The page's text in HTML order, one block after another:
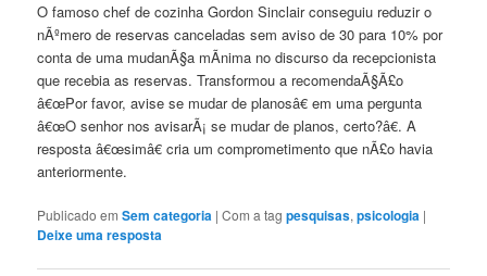
O famoso chef de cozinha Gordon Sinclair conseguiu reduzir o
nÃºmero de reservas canceladas sem aviso de 30 para 10% por
conta de uma mudanÃ§a mÃ­nima no discurso da recepcionista
que recebia as reservas. Transformou a recomendaÃ§Ã£o
â€œPor favor, avise se mudar de planosâ€ em uma pergunta
â€œO senhor nos avisarÃ¡ se mudar de planos, certo?â€. A
resposta â€œsimâ€ cria um comprometimento que nÃ£o havia
anteriormente.
Publicado em Sem categoria |Com a tagpesquisas,psicologia |
Deixe uma resposta